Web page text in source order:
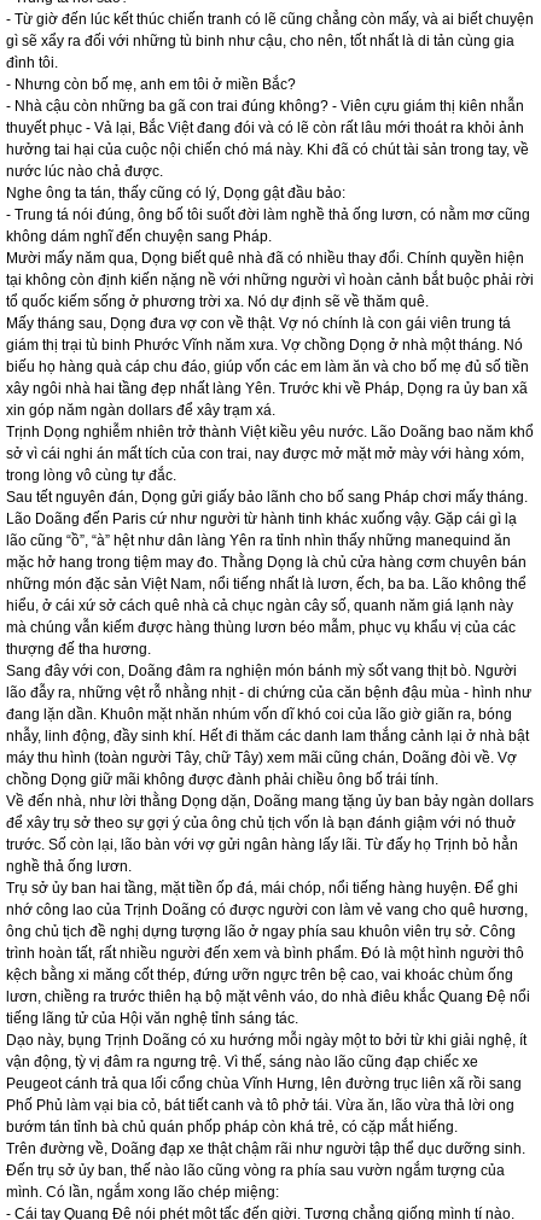
- Từ giờ đến lúc kết thúc chiến tranh có lẽ cũng chẳng còn mấy, và ai biết chuyện
gì sẽ xẩy ra đối với những tù binh như cậu, cho nên, tốt nhất là di tản cùng gia
đình tôi.
- Nhưng còn bố mẹ, anh em tôi ở miền Bắc?
- Nhà cậu còn những ba gã con trai đúng không? - Viên cựu giám thị kiên nhẫn
thuyết phục - Vả lại, Bắc Việt đang đói và có lẽ còn rất lâu mới thoát ra khỏi ảnh
hưởng tai hại của cuộc nội chiến chó má này. Khi đã có chút tài sản trong tay, về
nước lúc nào chả được.
Nghe ông ta tán, thấy cũng có lý, Dọng gật đầu bảo:
- Trung tá nói đúng, ông bố tôi suốt đời làm nghề thả ống lươn, có nằm mơ cũng
không dám nghĩ đến chuyện sang Pháp.
Mười mấy năm qua, Dọng biết quê nhà đã có nhiều thay đổi. Chính quyền hiện
tại không còn định kiến nặng nề với những người vì hoàn cảnh bắt buộc phải rời
tổ quốc kiếm sống ở phương trời xa. Nó dự định sẽ về thăm quê.
Mấy tháng sau, Dọng đưa vợ con về thật. Vợ nó chính là con gái viên trung tá
giám thị trại tù binh Phước Vĩnh năm xưa. Vợ chồng Dọng ở nhà một tháng. Nó
biếu họ hàng quà cáp chu đáo, giúp vốn các em làm ăn và cho bố mẹ đủ số tiền
xây ngôi nhà hai tầng đẹp nhất làng Yên. Trước khi về Pháp, Dọng ra ủy ban xã
xin góp năm ngàn dollars để xây trạm xá.
Trịnh Dọng nghiễm nhiên trở thành Việt kiều yêu nước. Lão Doãng bao năm khổ
sở vì cái nghi án mất tích của con trai, nay được mở mặt mở mày với hàng xóm,
trong lòng vô cùng tự đắc.
Sau tết nguyên đán, Dọng gửi giấy bảo lãnh cho bố sang Pháp chơi mấy tháng.
Lão Doãng đến Paris cứ như người từ hành tinh khác xuống vậy. Gặp cái gì lạ
lão cũng “ồ”, “à” hệt như dân làng Yên ra tỉnh nhìn thấy những manequind ăn
mặc hở hang trong tiệm may đo. Thằng Dọng là chủ cửa hàng cơm chuyên bán
những món đặc sản Việt Nam, nổi tiếng nhất là lươn, ếch, ba ba. Lão không thể
hiểu, ở cái xứ sở cách quê nhà cả chục ngàn cây số, quanh năm giá lạnh này
mà chúng vẫn kiếm được hàng thùng lươn béo mẫm, phục vụ khẩu vị của các
thượng đế tha hương.
Sang đây với con, Doãng đâm ra nghiện món bánh mỳ sốt vang thịt bò. Người
lão đẫy ra, những vệt rỗ nhằng nhịt - di chứng của căn bệnh đậu mùa - hình như
đang lặn dần. Khuôn mặt nhăn nhúm vốn dĩ khó coi của lão giờ giãn ra, bóng
nhẫy, linh động, đầy sinh khí. Hết đi thăm các danh lam thắng cảnh lại ở nhà bật
máy thu hình (toàn người Tây, chữ Tây) xem mãi cũng chán, Doãng đòi về. Vợ
chồng Dọng giữ mãi không được đành phải chiều ông bố trái tính.
Về đến nhà, như lời thằng Dọng dặn, Doãng mang tặng ủy ban bảy ngàn dollars
để xây trụ sở theo sự gợi ý của ông chủ tịch vốn là bạn đánh giậm với nó thuở
trước. Số còn lại, lão bàn với vợ gửi ngân hàng lấy lãi. Từ đấy họ Trịnh bỏ hẳn
nghề thả ống lươn.
Trụ sở ủy ban hai tầng, mặt tiền ốp đá, mái chóp, nổi tiếng hàng huyện. Để ghi
nhớ công lao của Trịnh Doãng có được người con làm vẻ vang cho quê hương,
ông chủ tịch đề nghị dựng tượng lão ở ngay phía sau khuôn viên trụ sở. Công
trình hoàn tất, rất nhiều người đến xem và bình phẩm. Đó là một hình người thô
kệch bằng xi măng cốt thép, đứng ưỡn ngực trên bệ cao, vai khoác chùm ống
lươn, chiềng ra trước thiên hạ bộ mặt vênh váo, do nhà điêu khắc Quang Đệ nổi
tiếng lãng tử của Hội văn nghệ tỉnh sáng tác.
Dạo này, bụng Trịnh Doãng có xu hướng mỗi ngày một to bởi từ khi giải nghệ, ít
vận động, tỳ vị đâm ra ngưng trệ. Vì thế, sáng nào lão cũng đạp chiếc xe
Peugeot cánh trả qua lối cổng chùa Vĩnh Hưng, lên đường trục liên xã rồi sang
Phố Phủ làm vại bia cỏ, bát tiết canh và tô phở tái. Vừa ăn, lão vừa thả lời ong
bướm tán tỉnh bà chủ quán phốp pháp còn khá trẻ, có cặp mắt hiếng.
Trên đường về, Doãng đạp xe thật chậm rãi như người tập thể dục dưỡng sinh.
Đến trụ sở ủy ban, thế nào lão cũng vòng ra phía sau vườn ngắm tượng của
mình. Có lần, ngắm xong lão chép miệng:
- Cái tay Quang Đệ nói phét một tấc đến giời. Tượng chẳng giống mình tí nào.